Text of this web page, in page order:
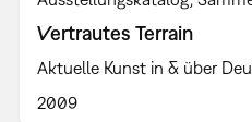
Vertrautes Terrain
Aktuelle Kunst in & über
2009